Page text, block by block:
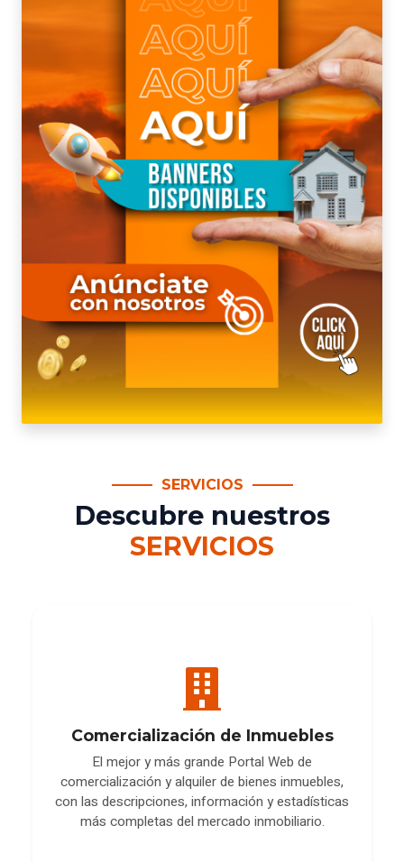
SERVICIOS
Descubre nuestros
SERVICIOS
Comercialización de Inmuebles
El mejor y más grande Portal Web de
comercialización y alquiler de bienes inmuebles,
con las descripciones, información y estadísticas
más completas del mercado inmobiliario.